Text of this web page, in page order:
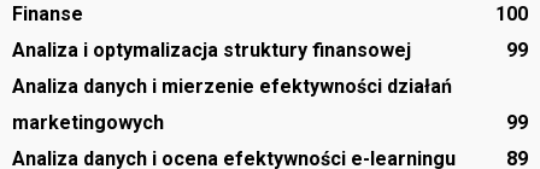
Finanse
100
Analiza i optymalizacja struktury finansowej
99
Analiza danych i mierzenie efektywności działań
marketingowych
99
Analiza danych i ocena efektywności e-learningu
89